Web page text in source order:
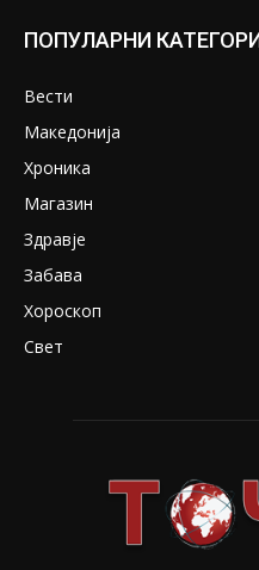
ПОПУЛАРНИ
Вести
Македонија
Хроника
Магазин
Здравје
Забава
Хороскоп
Свет